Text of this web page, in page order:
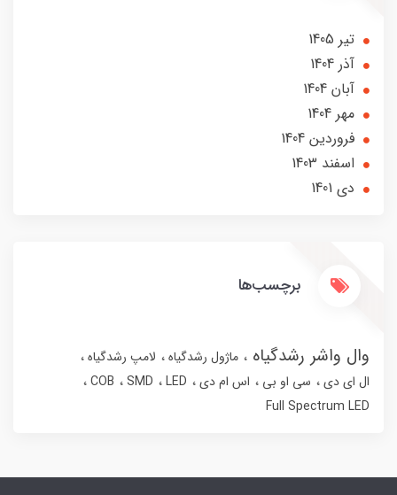
تير 1405
آذر 1404
آبان 1404
مهر 1404
فروردین 1404
اسفند 1403
دی 1401
برچسب‌ها
وال واشر رشدگیاه ماژول رشدگیاه
لامپ رشدگیاه
ال ای دی
سی او بی اس ام دی LED
SMD
COB
Full Spectrum LED